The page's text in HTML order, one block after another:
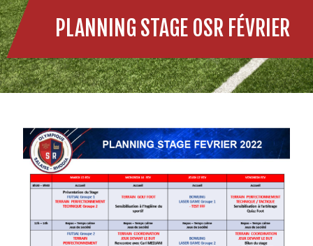
PLANNING STAGE OSR FÉVRIER